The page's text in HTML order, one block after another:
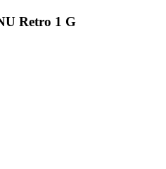
Retro 1 G